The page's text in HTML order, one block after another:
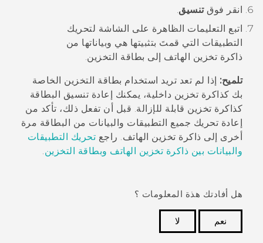
انقر فوقتنسيق.
اتبع التعليمات الظاهرة على الشاشة لتحريك
التطبيقات التي قمتَ بتثبيتها هي وبياناتها من
ذاكرة تخزين الهاتف إلى بطاقة التخزين.
تلميح: إذا لم تعد تريد استخدام بطاقة التخزين الخاصة
بك كذاكرة تخزين داخلية، يمكنك إعادة تنسيق البطاقة
كذاكرة تخزين قابلة للإزالة. قبل أن تفعل ذلك، تأكد من
إعادة تحريك جميع التطبيقات والبيانات من البطاقة مرة
أخرى إلى ذاكرة تخزين الهاتف. راجع تحريك التطبيقات
والبيانات بين ذاكرة تخزين الهاتف وبطاقة التخزين.
هل أفادتك هذة المعلومات ؟
نعم
لا